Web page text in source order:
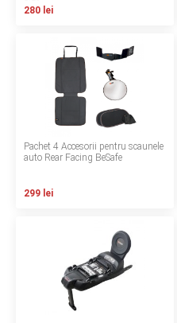
Termeni si conditii
Politica de utilizare cookie-uri
Modalitati de plata
Politica de livrare si retur
Instalare scaune/scoici auto
ANPC
ANPC SAL
280 lei
Pachet 4 Accesorii pentru scaunele
auto Rear Facing BeSafe
299 lei